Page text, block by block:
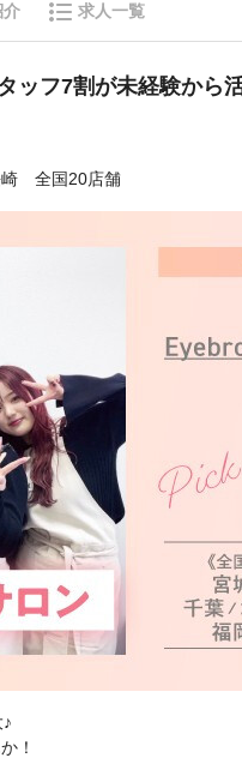
介 求人一覧
ッフ7割が未経験から
崎 全国20店舗
！